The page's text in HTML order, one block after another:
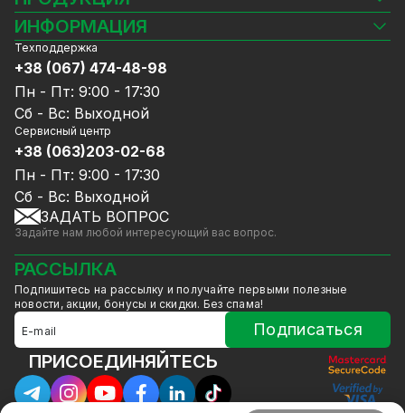
Камеры видеонаблюдения
Видеорегистраторы
Комплекты видеонаблюдения
СКУД
Источники питания
Сетевое оборудование
Ноутбуки и компьютеры
Аксессуары
Акции
Уцененный товар
GreenVision скидки
Мерч от GreenVision
Товары для дома
Товары снятые с производства
ИНФОРМАЦИЯ
Блог
Доставка и оплата
Гарантия и Сервисное обслуживание
Политика конфиденциальности
Договор публичной оферты
Сотрудничество
Услуги
Калькулятор расчёта объёма HDD
Техподдержка
+38 (067) 474-48-98
Пн - Пт: 9:00 - 17:30
Сб - Вс: Выходной
Сервисный центр
+38 (063)203-02-68
Пн - Пт: 9:00 - 17:30
Сб - Вс: Выходной
ЗАДАТЬ ВОПРОС
Задайте нам любой интересующий вас вопрос.
РАССЫЛКА
Подпишитесь на рассылку и получайте первыми полезные
новости, акции, бонусы и скидки. Без спама!
Подписаться
ПРИСОЕДИНЯЙТЕСЬ